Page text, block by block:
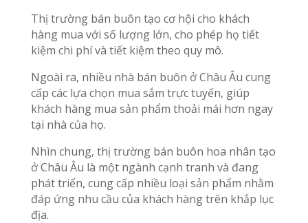
Thị trường bán buôn tạo cơ hội cho khách
hàng mua với số lượng lớn, cho phép họ tiết
kiệm chi phí và tiết kiệm theo quy mô.
Ngoài ra, nhiều nhà bán buôn ở Châu Âu cung
cấp các lựa chọn mua sắm trực tuyến, giúp
khách hàng mua sản phẩm thoải mái hơn ngay
tại nhà của họ.
Nhìn chung, thị trường bán buôn hoa nhân tạo
ở Châu Âu là một ngành cạnh tranh và đang
phát triển, cung cấp nhiều loại sản phẩm nhằm
đáp ứng nhu cầu của khách hàng trên khắp lục
địa.